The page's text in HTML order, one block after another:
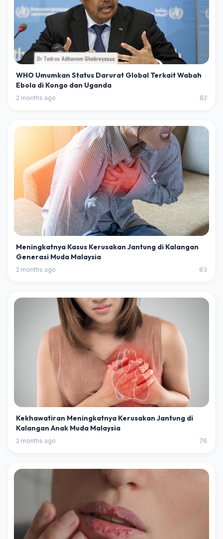
WHO Umumkan Status Darurat Global Terkait Wabah
Ebola di Kongo dan Uganda
2 months ago 82
Meningkatnya Kasus Kerusakan Jantung di Kalangan
Generasi Muda Malaysia
2 months ago 83
Kekhawatiran Meningkatnya Kerusakan Jantung di
Kalangan Anak Muda Malaysia
2 months ago 76